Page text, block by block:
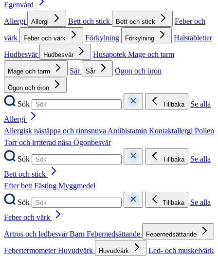
Egenvård
Allergi
Allergi Bett och stick Bett och stick
Feber och
värk
Feber och värk Förkylning Förkylning
Halstabletter
Hudbesvär
Hudbesvär Husapotek Mage och tarm
Mage och tarm Sår Sår Ögon och öron
Ögon och öron
Sök Tillbaka
Se alla
Allergi
Allergisk nästäppa och rinnsnuvaAntihistamin Kontaktallergi Pollen
Torr och irriterad näsa Ögonbesvär
Sök
Tillbaka
Se alla
Bett och stick
Efter bettFästing Myggmedel
Sök
Tillbaka
Se alla
Feber och värk
Artros och ledbesvärBarn Febernedsättande Febernedsättande
FebertermometerHuvudvärk Huvudvärk Led- och muskelvärk